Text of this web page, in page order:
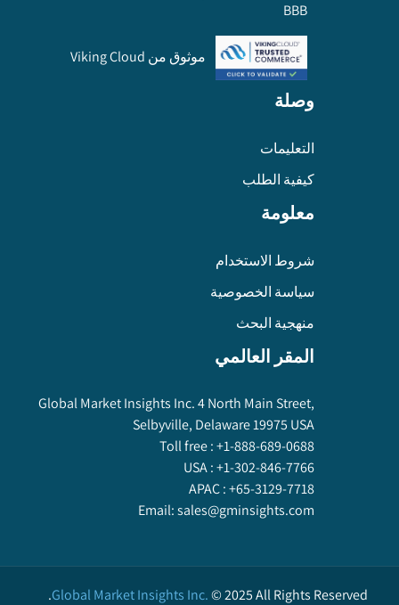
BBB
موثوق من Viking Cloud
وصلة
التعليمات
كيفية الطلب
معلومة
شروط الاستخدام
سياسة الخصوصية
منهجية البحث
المقر العالمي
Global Market Insights Inc. 4 North Main Street,
Selbyville, Delaware 19975 USA
Toll free :+1-888-689-0688
USA :+1-302-846-7766
APAC :+65-3129-7718
Email:sales@gminsights.com
Global Market Insights Inc.©2025All Rights Reserved.